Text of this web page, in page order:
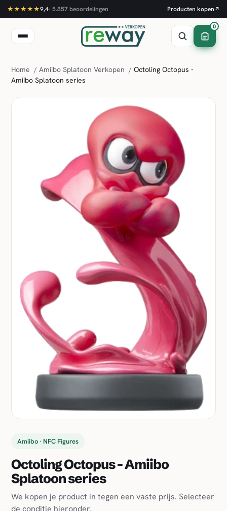
★★★★★9,4· 5.857beoordelingen Producten kopen ↗
0
Home / Amiibo Splatoon Verkopen / Octoling Octopus -
Amiibo Splatoon series
Amiibo · NFC Figures
Octoling Octopus - Amiibo
Splatoon series
We kopen je product in tegen een vaste prijs. Selecteer
de conditie hieronder.